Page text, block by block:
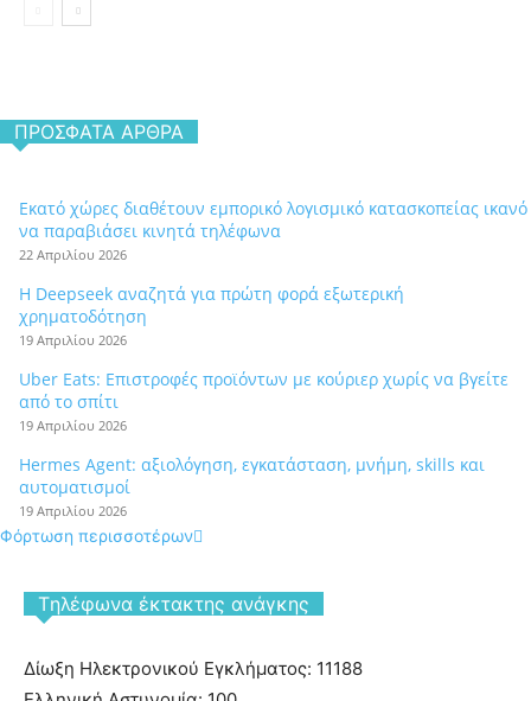
ΠΡΌΣΦΑΤΑ ΆΡΘΡΑ
Εκατό χώρες διαθέτουν εμπορικό λογισμικό κατασκοπείας ικανό
να παραβιάσει κινητά τηλέφωνα
22 Απριλίου 2026
Η Deepseek αναζητά για πρώτη φορά εξωτερική
χρηματοδότηση
19 Απριλίου 2026
Uber Eats: Επιστροφές προϊόντων με κούριερ χωρίς να βγείτε
από το σπίτι
19 Απριλίου 2026
Hermes Agent: αξιολόγηση, εγκατάσταση, μνήμη, skills και
αυτοματισμοί
19 Απριλίου 2026
Φόρτωση περισσοτέρων
Tηλέφωνα έκτακτης ανάγκης
Δίωξη Ηλεκτρονικού Εγκλήματος: 11188